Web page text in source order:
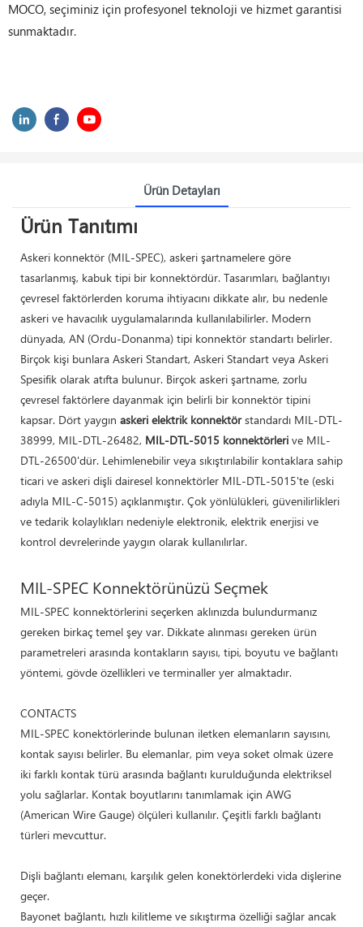
MOCO, seçiminiz için profesyonel teknoloji ve hizmet garantisi
sunmaktadır.
Ürün Detayları
Ürün Tanıtımı
Askeri konnektör (MIL-SPEC), askeri şartnamelere göre
tasarlanmış, kabuk tipi bir konnektördür. Tasarımları, bağlantıyı
çevresel faktörlerden koruma ihtiyacını dikkate alır, bu nedenle
askeri ve havacılık uygulamalarında kullanılabilirler. Modern
dünyada, AN (Ordu-Donanma) tipi konnektör standartı belirler.
Birçok kişi bunlara Askeri Standart, Askeri Standart veya Askeri
Spesifik olarak atıfta bulunur. Birçok askeri şartname, zorlu
çevresel faktörlere dayanmak için belirli bir konnektör tipini
kapsar. Dört yaygın askeri elektrik konnektörstandardı MIL-DTL-
38999, MIL-DTL-26482, MIL-DTL-5015 konnektörleri ve MIL-
DTL-26500'dür. Lehimlenebilir veya sıkıştırılabilir kontaklara sahip
ticari ve askeri dişli dairesel konnektörler MIL-DTL-5015'te (eski
adıyla MIL-C-5015) açıklanmıştır. Çok yönlülükleri, güvenilirlikleri
ve tedarik kolaylıkları nedeniyle elektronik, elektrik enerjisi ve
kontrol devrelerinde yaygın olarak kullanılırlar.
MIL-SPEC Konnektörünüzü Seçmek
MIL-SPEC konnektörlerini seçerken aklınızda bulundurmanız
gereken birkaç temel şey var. Dikkate alınması gereken ürün
parametreleri arasında kontakların sayısı, tipi, boyutu ve bağlantı
yöntemi, gövde özellikleri ve terminaller yer almaktadır.
CONTACTS
MIL-SPEC konektörlerinde bulunan iletken elemanların sayısını,
kontak sayısı belirler. Bu elemanlar, pim veya soket olmak üzere
iki farklı kontak türü arasında bağlantı kurulduğunda elektriksel
yolu sağlarlar. Kontak boyutlarını tanımlamak için AWG
(American Wire Gauge) ölçüleri kullanılır. Çeşitli farklı bağlantı
türleri mevcuttur.
Dişli bağlantı elemanı, karşılık gelen konektörlerdeki vida dişlerine
geçer.
Bayonet bağlantı, hızlı kilitleme ve sıkıştırma özelliği sağlar ancak